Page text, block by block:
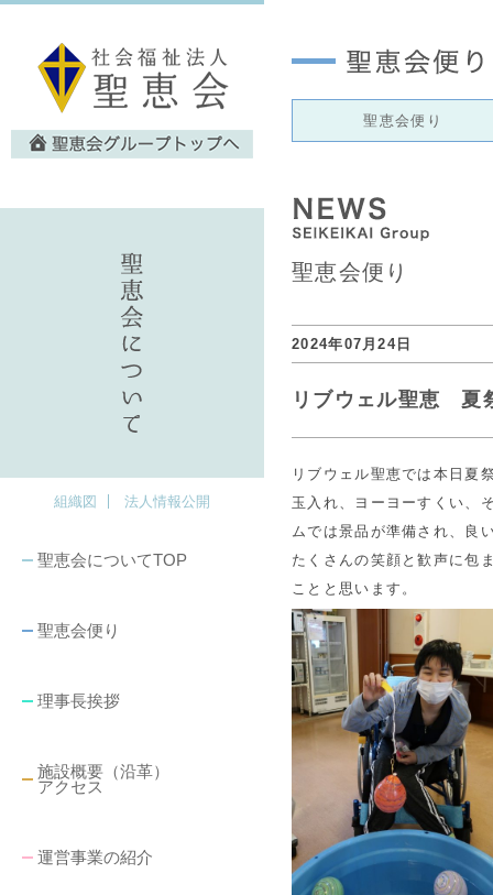
組織図 法人情報公開
聖恵会についてTOP
聖恵会便り
理事長挨拶
施設概要（沿革）
アクセス
運営事業の紹介
聖恵会便り
聖恵会便り
2024年07月24日
リブウェル聖恵 夏
リブウェル聖恵では本日夏
玉入れ、ヨーヨーすくい、
ムでは景品が準備され、良
たくさんの笑顔と歓声に包
ことと思います。